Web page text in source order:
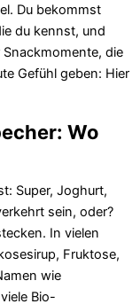
Du bekommst
du kennst, und
die
Gefühl geben: Hier
Wo
Super, Joghurt,
sein, oder?
In vielen
Fruktose,
wie
Bio-